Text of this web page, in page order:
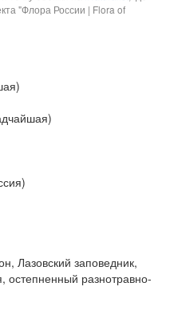
"Флора России | Flora of
Лазовский заповедник,
остепненный разнотравно-